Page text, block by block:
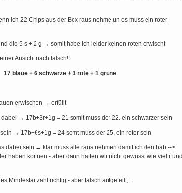
ich 22 Chips aus der Box raus nehme un es muss ein roter
die 5 s + 2 g → somit habe ich leider keinen roten erwischt
Ansicht nach falsch!!
blaue + 6 schwarze + 3 rote + 1 grüne
erwischen → erfüllt
→ 17b+3r+1g = 21 somit muss der 22. ein schwarzer sein
→ 17b+6s+1g = 24 somt muss der 25. ein roter sein
dabei sein → klar muss alle raus nehmen damit ich den hab -->
haben können - aber dann hätten wir nicht gewusst wie viel r und
Mindestanzahl richtig - aber falsch aufgeteilt,...